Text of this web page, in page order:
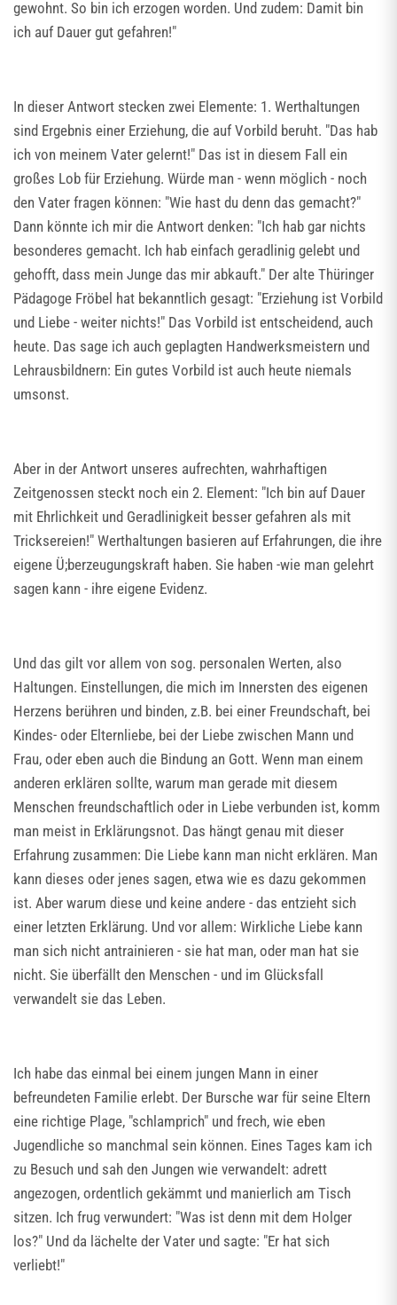
gewohnt. So bin ich erzogen worden. Und zudem: Damit bin
ich auf Dauer gut gefahren!"
In dieser Antwort stecken zwei Elemente: 1. Werthaltungen
sind Ergebnis einer Erziehung, die auf Vorbild beruht. "Das hab
ich von meinem Vater gelernt!" Das ist in diesem Fall ein
großes Lob für Erziehung. Würde man - wenn möglich - noch
den Vater fragen können: "Wie hast du denn das gemacht?"
Dann könnte ich mir die Antwort denken: "Ich hab gar nichts
besonderes gemacht. Ich hab einfach geradlinig gelebt und
gehofft, dass mein Junge das mir abkauft." Der alte Thüringer
Pädagoge Fröbel hat bekanntlich gesagt: "Erziehung ist Vorbild
und Liebe - weiter nichts!" Das Vorbild ist entscheidend, auch
heute. Das sage ich auch geplagten Handwerksmeistern und
Lehrausbildnern: Ein gutes Vorbild ist auch heute niemals
umsonst.
Aber in der Antwort unseres aufrechten, wahrhaftigen
Zeitgenossen steckt noch ein 2. Element: "Ich bin auf Dauer
mit Ehrlichkeit und Geradlinigkeit besser gefahren als mit
Tricksereien!" Werthaltungen basieren auf Erfahrungen, die ihre
eigene Ü;berzeugungskraft haben. Sie haben -wie man gelehrt
sagen kann - ihre eigene Evidenz.
Und das gilt vor allem von sog. personalen Werten, also
Haltungen. Einstellungen, die mich im Innersten des eigenen
Herzens berühren und binden, z.B. bei einer Freundschaft, bei
Kindes- oder Elternliebe, bei der Liebe zwischen Mann und
Frau, oder eben auch die Bindung an Gott. Wenn man einem
anderen erklären sollte, warum man gerade mit diesem
Menschen freundschaftlich oder in Liebe verbunden ist, komm
man meist in Erklärungsnot. Das hängt genau mit dieser
Erfahrung zusammen: Die Liebe kann man nicht erklären. Man
kann dieses oder jenes sagen, etwa wie es dazu gekommen
ist. Aber warum diese und keine andere - das entzieht sich
einer letzten Erklärung. Und vor allem: Wirkliche Liebe kann
man sich nicht antrainieren - sie hat man, oder man hat sie
nicht. Sie überfällt den Menschen - und im Glücksfall
verwandelt sie das Leben.
Ich habe das einmal bei einem jungen Mann in einer
befreundeten Familie erlebt. Der Bursche war für seine Eltern
eine richtige Plage, "schlamprich" und frech, wie eben
Jugendliche so manchmal sein können. Eines Tages kam ich
zu Besuch und sah den Jungen wie verwandelt: adrett
angezogen, ordentlich gekämmt und manierlich am Tisch
sitzen. Ich frug verwundert: "Was ist denn mit dem Holger
los?" Und da lächelte der Vater und sagte: "Er hat sich
verliebt!"